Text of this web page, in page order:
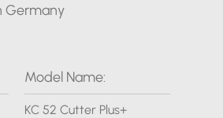
Germany
Model Name:
KC 52 Cutter Plus+